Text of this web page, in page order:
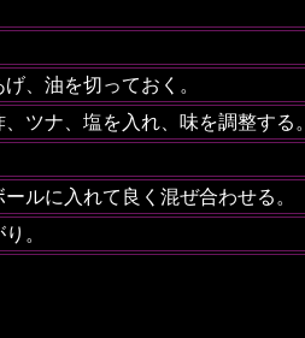
、油を切っておく。
ツナ、塩を入れ、味を調整する。
ルに入れて良く混ぜ合わせる。
。